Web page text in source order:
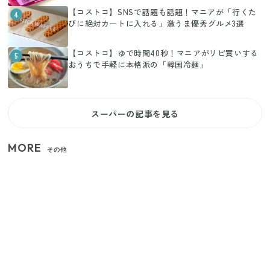
4
【コストコ】SNSで話題も話題！マニアが「行くた
びに絶対カートに入れる」激うま優秀グルメ3選
5
【コストコ】ゆで時間40秒！マニアがリピ買いする
おうちで手軽に本格派の「韓国冷麺」
スーパーの記事を見る
MORE その他